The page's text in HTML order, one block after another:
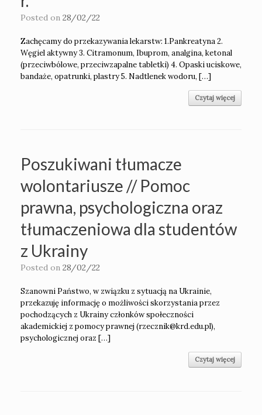
Posted on 28/02/22
Zachęcamy do przekazywania lekarstw: 1.Pankreatyna 2.
Węgiel aktywny 3. Citramonum, Ibuprom, analgina, ketonal
(przeciwbólowe, przeciwzapalne tabletki) 4. Opaski uciskowe,
bandaże, opatrunki, plastry 5. Nadtlenek wodoru, […]
Czytaj więcej
Poszukiwani tłumacze
wolontariusze // Pomoc
prawna, psychologiczna oraz
tłumaczeniowa dla studentów
z Ukrainy
Posted on 28/02/22
Szanowni Państwo, w związku z sytuacją na Ukrainie,
przekazuję informację o możliwości skorzystania przez
pochodzących z Ukrainy członków społeczności
akademickiej z pomocy prawnej (rzecznik@krd.edu.pl),
psychologicznej oraz […]
Czytaj więcej